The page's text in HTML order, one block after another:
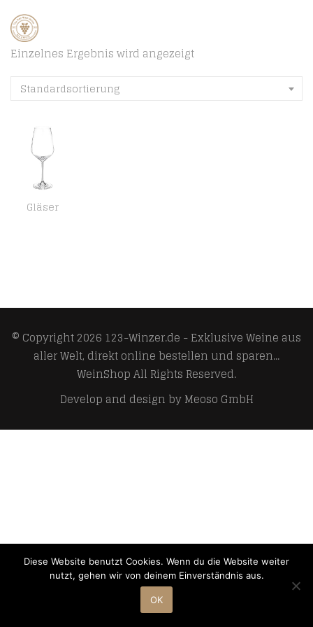
Einzelnes Ergebnis wird angezeigt
Standardsortierung
Gläser
© Copyright 2026 123-Winzer.de - Exklusive Weine aus
aller Welt, direkt online bestellen und sparen...
WeinShopAll Rights Reserved.
Develop and design byMeoso GmbH
Diese Website benutzt Cookies. Wenn du die Website weiter
nutzt, gehen wir von deinem Einverständnis aus.
OK